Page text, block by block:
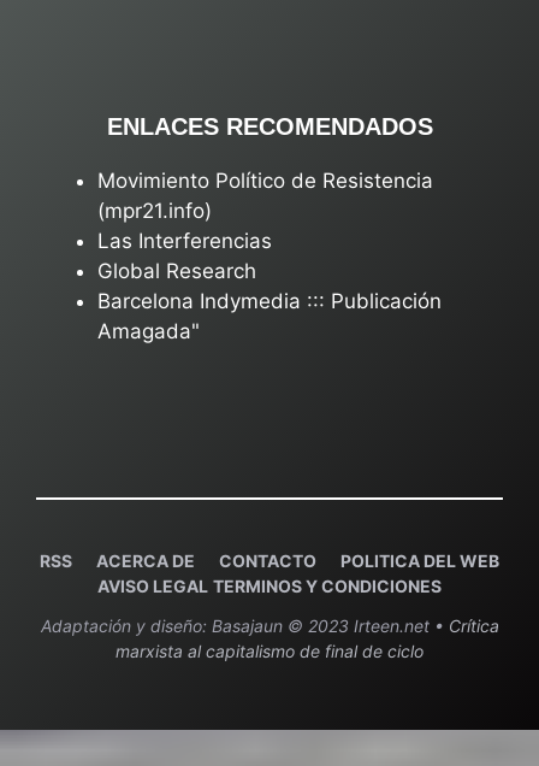
ENLACES RECOMENDADOS
Movimiento Político de Resistencia
(mpr21.info)
Las Interferencias
Global Research
Barcelona Indymedia ::: Publicación
Amagada"
RSS ACERCA DE CONTACTO
POLITICA DEL WEB
AVISO LEGAL TERMINOS Y CONDICIONES
Adaptación y diseño: Basajaun © 2023 Irteen.net • Crítica
marxista al capitalismo de final de ciclo